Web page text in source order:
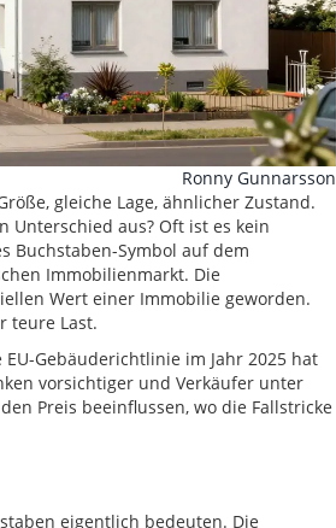
Ronny Gunnarsson
gleiche Lage, ähnlicher Zustand.
Unterschied aus? Oft ist es kein
Buchstaben-Symbol auf dem
Immobilienmarkt. Die
Wert einer Immobilie geworden.
teure Last.
Gebäuderichtlinie im Jahr 2025 hat
vorsichtiger und Verkäufer unter
Preis beeinflussen, wo die Fallstricke
eigentlich bedeuten. Die